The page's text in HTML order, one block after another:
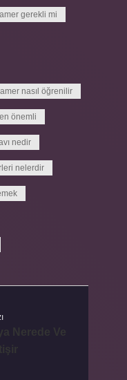
gerekli mi
nasıl öğrenilir
önemli
nedir
nelerdir